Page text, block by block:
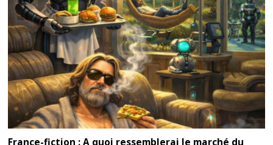
France-fiction : A quoi ressemblerai le marché du